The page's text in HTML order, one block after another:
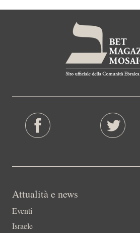
Attualità e news
Eventi
Israele